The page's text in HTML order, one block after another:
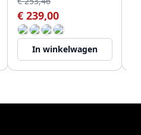
€ 239,00
In winkelwagen